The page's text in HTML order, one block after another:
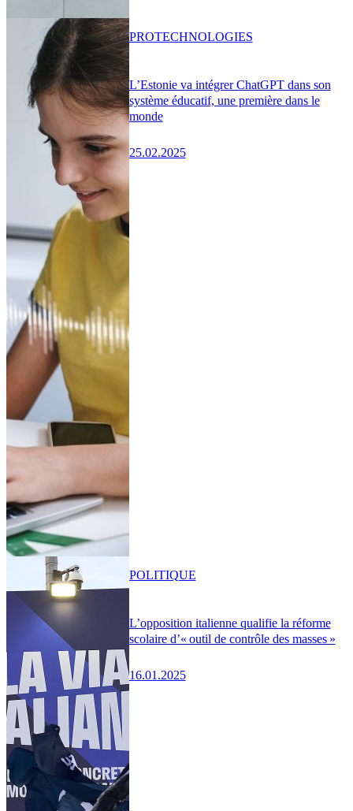
L’Estonie va intégrer ChatGPT dans son
système éducatif, une première dans le
monde
25.02.2025
PROTECHNOLOGIES
L’opposition italienne qualifie la réforme
scolaire d’« outil de contrôle des masses »
16.01.2025
POLITIQUE